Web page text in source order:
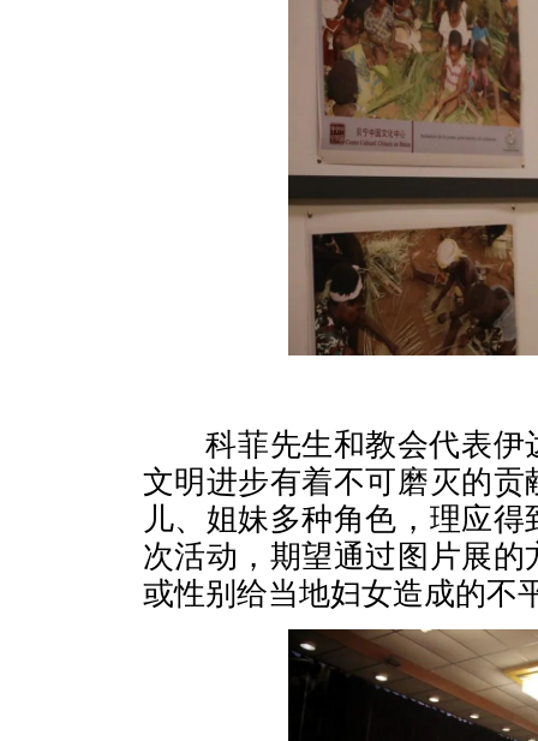
科菲先生和教会代表伊
文明进步有着不可磨灭的
儿、姐妹多种角色，理应
次活动，期望通过图片展
或性别给当地妇女造成的不